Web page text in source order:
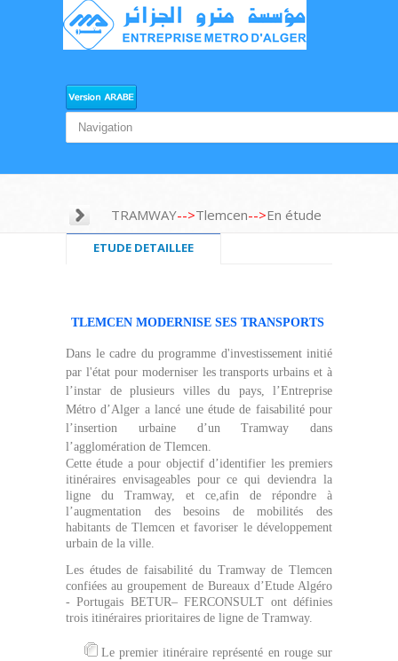
TRAMWAY-->Tlemcen-->En étude
ETUDE DETAILLEE
TLEMCEN MODERNISE SES TRANSPORTS
Dans le cadre du programme d'investissement initié
par l'état pour moderniser les transports urbains et à
l’instar de plusieurs villes du pays, l’Entreprise
Métro d’Alger a lancé une étude de faisabilité pour
l’insertion urbaine d’un Tramway dans
l’agglomération de Tlemcen.
Cette étude a pour objectif d’identifier les premiers
itinéraires envisageables pour ce qui deviendra la
ligne du Tramway, et ce,afin de répondre à
l’augmentation des besoins de mobilités des
habitants de Tlemcen et favoriser le développement
urbain de la ville.
Les études de faisabilité du Tramway de Tlemcen
confiées au groupement de Bureaux d’Etude Algéro
- Portugais BETUR– FERCONSULT ont définies
trois itinéraires prioritaires de ligne de Tramway.
Le premier itinéraire représenté en rouge sur